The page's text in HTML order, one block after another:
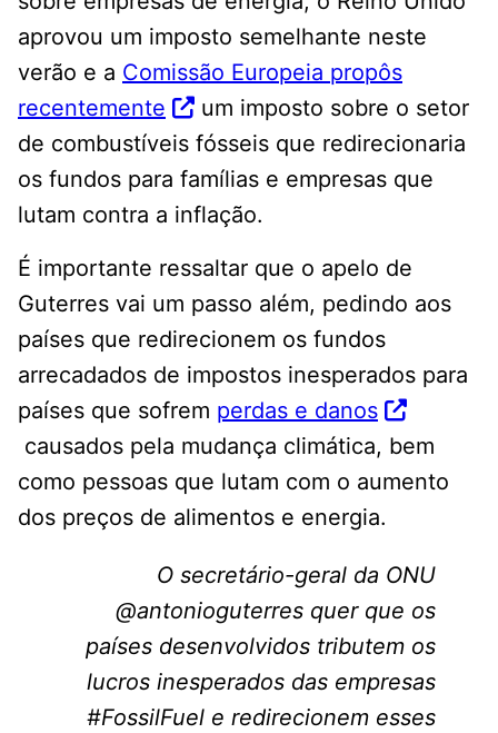
aprovou um imposto semelhante neste
verão e a Comissão Europeia propôs
recentemente
um imposto sobre o setor
de combustíveis fósseis que redirecionaria
os fundos para famílias e empresas que
lutam contra a inflação.
É importante ressaltar que o apelo de
Guterres vai um passo além, pedindo aos
países que redirecionem os fundos
arrecadados de impostos inesperados para
países que sofrem perdas e danos
causados ​​​​pela mudança climática, bem
como pessoas que lutam com o aumento
dos preços de alimentos e energia.
O secretário-geral da ONU
@antonioguterres quer que os
países desenvolvidos tributem os
lucros inesperados das empresas
#FossilFuel e redirecionem esses